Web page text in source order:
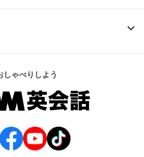
しゃべりしよう